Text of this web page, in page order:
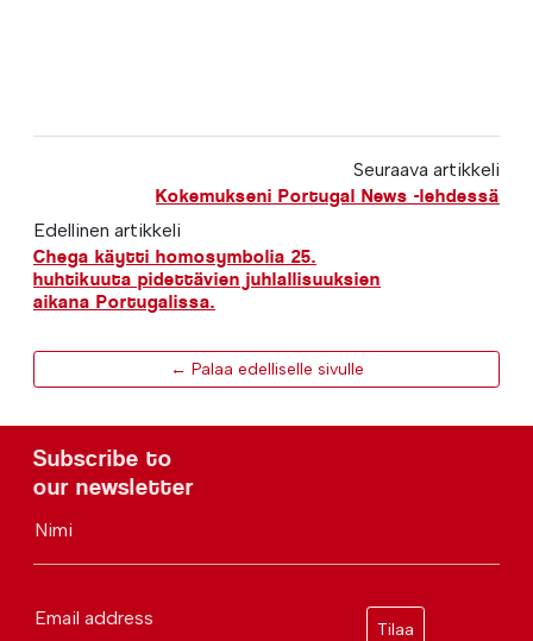
Seuraava artikkeli
Kokemukseni Portugal News -lehdessä
Edellinen artikkeli
Chega käytti homosymbolia 25.
huhtikuuta pidettävien juhlallisuuksien
aikana Portugalissa.
← Palaa edelliselle sivulle
Subscribe to
our newsletter
Nimi
Email address
Tilaa